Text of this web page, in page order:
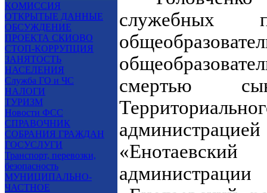
КОМИССИЯ
ОТКРЫТЫЕ ДАННЫЕ
ОБСУЖДЕНИЕ
ПРОЕКТА СКИОВО
СТОП-КОРРУПЦИЯ
ЗАНЯТОСТЬ
НАСЕЛЕНИЯ
Служба ГО и ЧС
НАЛОГИ
ТУРИЗМ
Новости ФСС
СПРАВОЧНИК
СОБРАНИЯ ГРАЖДАН
ГОСУСЛУГИ
Транспорт, перевозки,
безопасность
МУНИЦИПАЛЬНО-
ЧАСТНОЕ
служебных
смертью